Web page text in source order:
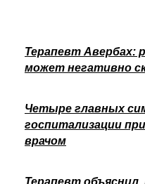
Терапевт Авербах:
может негативно
Четыре главных
госпитализации
врачом